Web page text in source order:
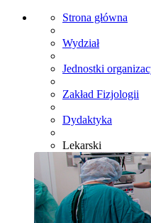
Strona główna
Wydział
Jednostki
Zakład Fizjologii
Dydaktyka
Lekarski